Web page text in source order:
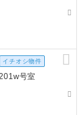
イチオシ物件
号室